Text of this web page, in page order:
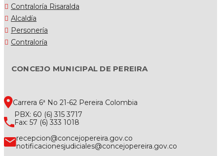
Contraloría Risaralda
Alcaldía
Personería
Contraloría
CONCEJO MUNICIPAL DE PEREIRA
Carrera 6ª No 21-62 Pereira Colombia
PBX: 60 (6) 315 3717
Fax: 57 (6) 333 1018
recepcion@concejopereira.gov.co
notificacionesjudiciales@concejopereira.gov.co